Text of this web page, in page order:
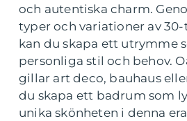
och autentiska charm.
typer och variationer av
kan du skapa ett utrymme
personliga stil och behov.
gillar art deco, bauhaus
du skapa ett badrum som
unika skönheten i denna